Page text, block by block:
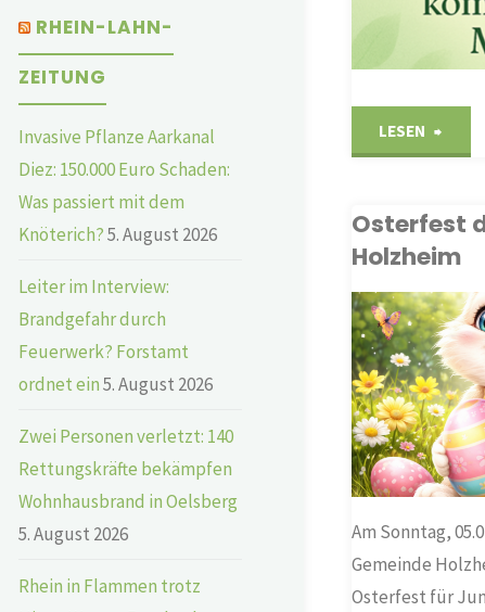
LESEN
Mai"
Osterfest
Holzheim
GEMEINDERAT
Am Sonntag,
Gemeinde
Osterfest für
RHEIN-LAHN-
ZEITUNG
Invasive Pflanze Aarkanal
Diez: 150.000 Euro Schaden:
Was passiert mit dem
Knöterich?5. August 2026
Leiter im Interview:
Brandgefahr durch
Feuerwerk? Forstamt
ordnet ein5. August 2026
Zwei Personen verletzt: 140
Rettungskräfte bekämpfen
Wohnhausbrand in Oelsberg
5. August 2026
Rhein in Flammen trotz